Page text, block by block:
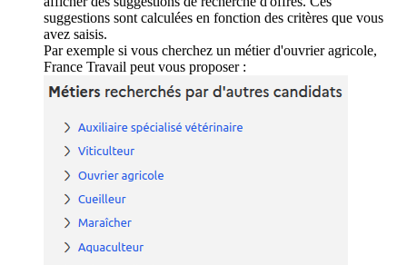
suggestions sont calculées en fonction des critères que vous
avez saisis.
Par exemple si vous cherchez un métier d'ouvrier agricole,
France Travail peut vous proposer :